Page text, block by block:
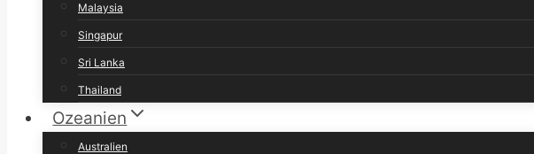
Malaysia
Singapur
Sri Lanka
Thailand
Ozeanien
Australien